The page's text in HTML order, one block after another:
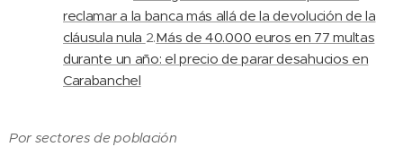
reclamar a la banca más allá de la devolución de la
cláusula nula 2.Más de 40.000 euros en 77 multas
durante un año: el precio de parar desahucios en
Carabanchel
Por sectores de población